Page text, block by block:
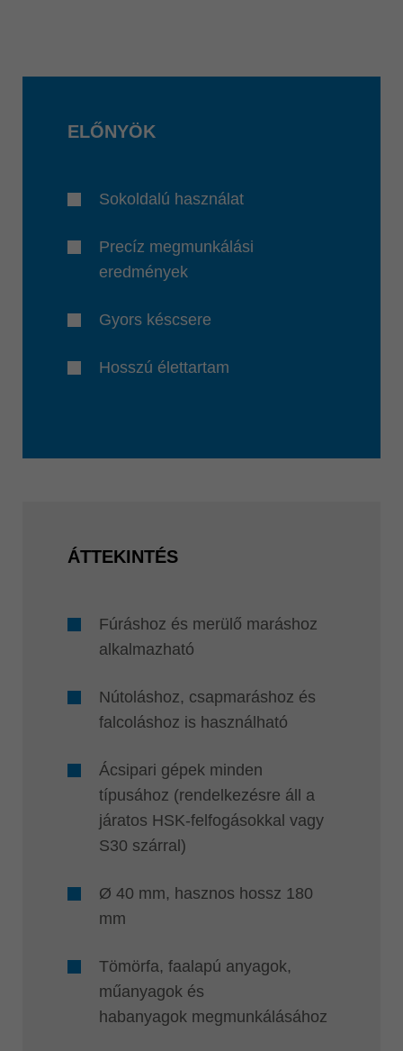
ELŐNYÖK
Sokoldalú használat
Precíz megmunkálási
eredmények
Gyors késcsere
Hosszú élettartam
ÁTTEKINTÉS
Fúráshoz és merülő maráshoz
alkalmazható
Nútoláshoz, csapmaráshoz és
falcoláshoz is használható
Ácsipari gépek minden
típusához (rendelkezésre áll a
járatos HSK-felfogásokkal vagy
S30 szárral)
Ø 40 mm, hasznos hossz 180
mm
Tömörfa, faalapú anyagok,
műanyagok és
habanyagok megmunkálásához